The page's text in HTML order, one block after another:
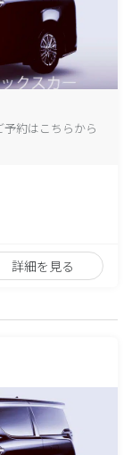
約はこちらから
詳細を見る